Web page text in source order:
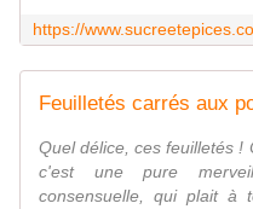
Quel délice, ces feuilletés !
c'est une pure
consensuelle, qui plait